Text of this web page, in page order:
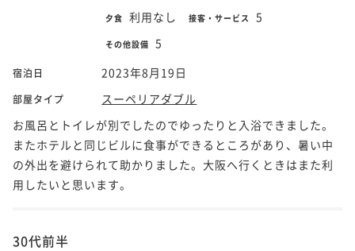
夕食 利用なし 接客・サービス 5
その他設備 5
宿泊日 2023年8月19日
部屋タイプ
スーペリアダブル
お風呂とトイレが別でしたのでゆったりと入浴できました。
またホテルと同じビルに食事ができるところがあり、暑い中
の外出を避けられて助かりました。大阪へ行くときはまた利
用したいと思います。
30代前半